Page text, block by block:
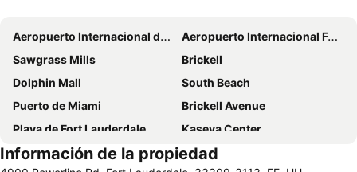
Aeropuerto Internacional de Miami
Aeropuerto Internacional Fort Lauderdale-Hollywood
Sawgrass Mills
Brickell
Dolphin Mall
South Beach
Puerto de Miami
Brickell Avenue
Playa de Fort Lauderdale
Kaseya Center
Parque Bayfront
Collins Avenue
Información de la propiedad